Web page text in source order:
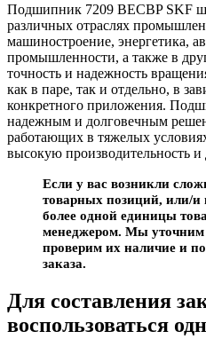
Подшипник 7209 BECBP SKF
различных отраслях
машиностроение, энергетика,
промышленности, а также в
точность и надежность
как в паре, так и отдельно, в
конкретного приложения.
надежным и долговечным
работающих в тяжелых
высокую производительность
Если у вас возникли
товарных позиций, или/и
более одной единицы
менеджером. Мы уточним
проверим их наличие и
заказа.
Для составления
воспользоваться